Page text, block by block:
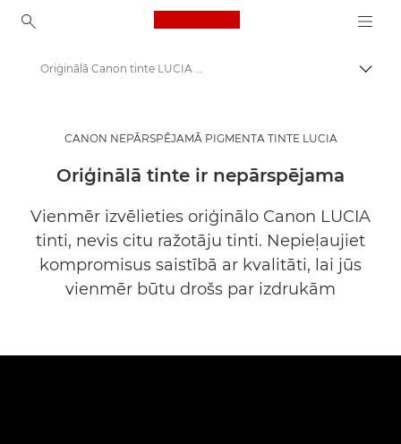
Canon Logo, back to
Risinājumi un pakalpojumi
Produkti uzņēmumiem
Oriģinālā Canon tinte LUCIA — produkti uzņēmumiem
CANON NEPĀRSPĒJAMĀ PIGMENTA TINTE LUCIA
Oriģinālā tinte ir nepārspējama
Vienmēr izvēlieties oriģinālo Canon LUCIA
tinti, nevis citu ražotāju tinti. Nepieļaujiet
kompromisus saistībā ar kvalitāti, lai jūs
vienmēr būtu drošs par izdrukām